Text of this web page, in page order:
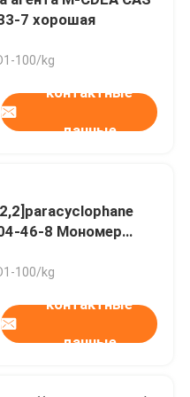
материалы
продукции
7 хорошая
100/kg
контактные
данные
46-8 Мономер
парилена
и лучшие
свойства,
100/kg
контактные
данные